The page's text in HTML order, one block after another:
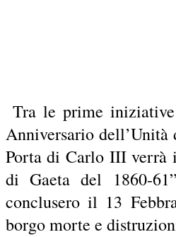
Tra le prime
Anniversario dell’Unità
Porta di Carlo III verrà
di Gaeta del 1860-
conclusero il 13
borgo morte e